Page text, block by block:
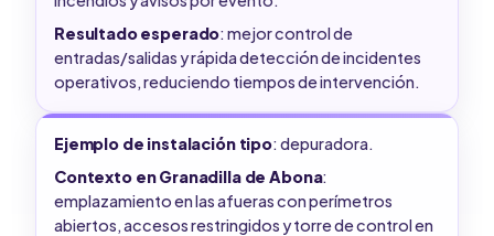
Resultado esperado: mejor control de
entradas/salidas y rápida detección de incidentes
operativos, reduciendo tiempos de intervención.
Ejemplo de instalación tipo: depuradora.
Contexto en Granadilla de Abona:
emplazamiento en las afueras con perímetros
abiertos, accesos restringidos y torre de control en